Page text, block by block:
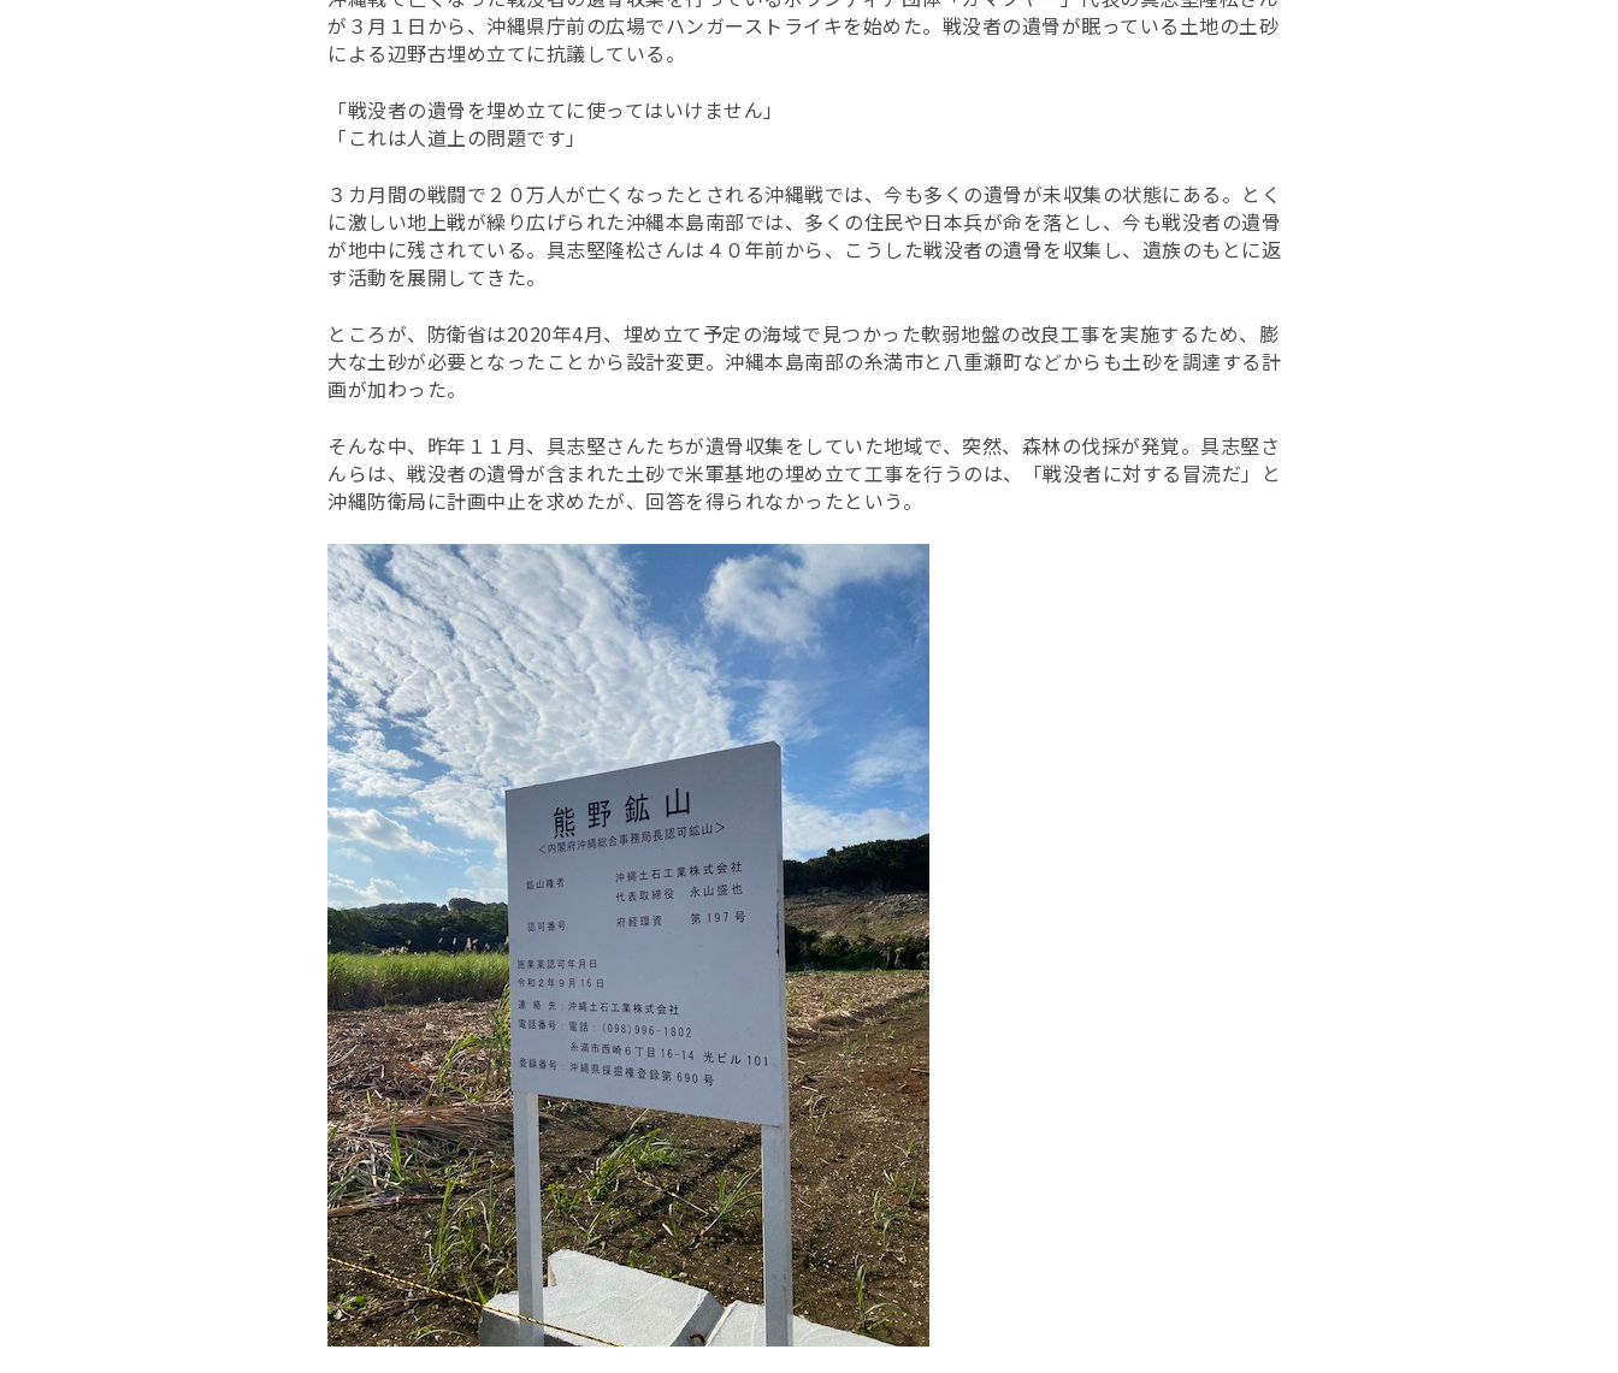
が３月１日から、沖縄県庁前の広場でハンガーストライキを始めた。戦没者の遺骨が眠っている土地の土砂
による辺野古埋め立てに抗議している。
「戦没者の遺骨を埋め立てに使ってはいけません」
「これは人道上の問題です」
３カ月間の戦闘で２０万人が亡くなったとされる沖縄戦では、今も多くの遺骨が未収集の状態にある。とく
に激しい地上戦が繰り広げられた沖縄本島南部では、多くの住民や日本兵が命を落とし、今も戦没者の遺骨
が地中に残されている。具志堅隆松さんは４０年前から、こうした戦没者の遺骨を収集し、遺族のもとに返
す活動を展開してきた。
ところが、防衛省は2020年4月、埋め立て予定の海域で見つかった軟弱地盤の改良工事を実施するため、膨
大な土砂が必要となったことから設計変更。沖縄本島南部の糸満市と八重瀬町などからも土砂を調達する計
画が加わった。
そんな中、昨年１１月、具志堅さんたちが遺骨収集をしていた地域で、突然、森林の伐採が発覚。具志堅さ
んらは、戦没者の遺骨が含まれた土砂で米軍基地の埋め立て工事を行うのは、「戦没者に対する冒涜だ」と
沖縄防衛局に計画中止を求めたが、回答を得られなかったという。